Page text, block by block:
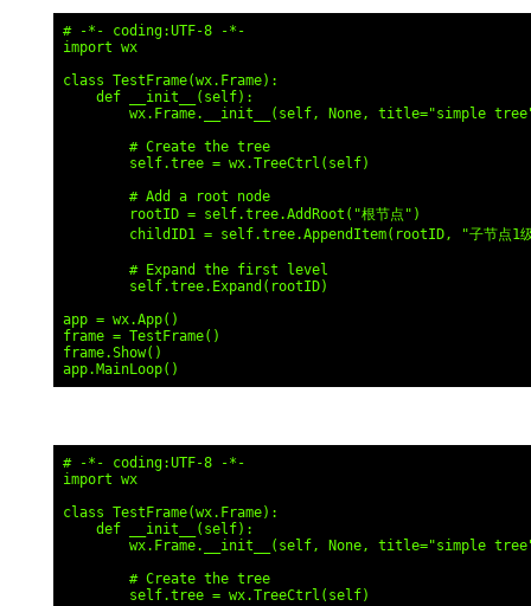
# -*- coding:UTF-8 -*-
import wx
class TestFrame(wx.Frame):
    def __init__(self):
wx.Frame.__init__(self, None, title="simple
        # Create the tree
        self.tree = wx.TreeCtrl(self)
        # Add a root node
        rootID = self.tree.AddRoot("根节点")
childID1 = self.tree.AppendItem(rootID, "子节点1
        # Expand the first level
        self.tree.Expand(rootID)
app = wx.App()
frame = TestFrame()
frame.Show()
# -*- coding:UTF-8 -*-
import wx
class TestFrame(wx.Frame):
    def __init__(self):
wx.Frame.__init__(self, None, title="simple
        # Create the tree
        self.tree = wx.TreeCtrl(self)